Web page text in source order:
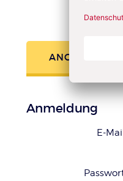
ANGEMELDET
Anmeldung
E-